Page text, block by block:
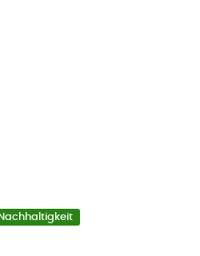
Nachhaltigkeit